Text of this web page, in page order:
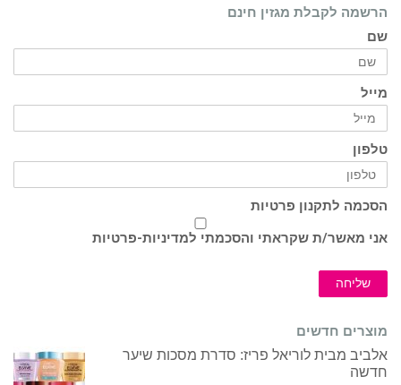
הרשמה לקבלת מגזין חינם
שם
מייל
טלפון
הסכמה לתקנון פרטיות
אני מאשר/ת שקראתי והסכמתי למדיניות-פרטיות
שליחה
מוצרים חדשים
אלביב מבית לוריאל פריז: סדרת מסכות שיער
חדשה